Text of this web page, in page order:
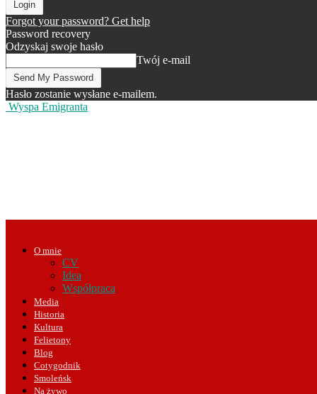
Forgot your password? Get help
Password recovery
Odzyskaj swoje hasło
Twój e-mail
Hasło zostanie wysłane e-mailem.
Wyspa Emigranta
O mnie
CV
Idea
Współpraca
Media
Historia
Kultura
Felietony
Blog
Cotygodnik
Smoleńsk
Na żywo